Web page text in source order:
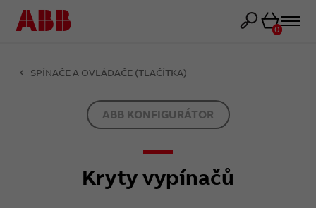
Košík
0
SPÍNAČE A OVLÁDAČE (TLAČÍTKA)
ABB KONFIGURÁTOR
Kryty vypínačů